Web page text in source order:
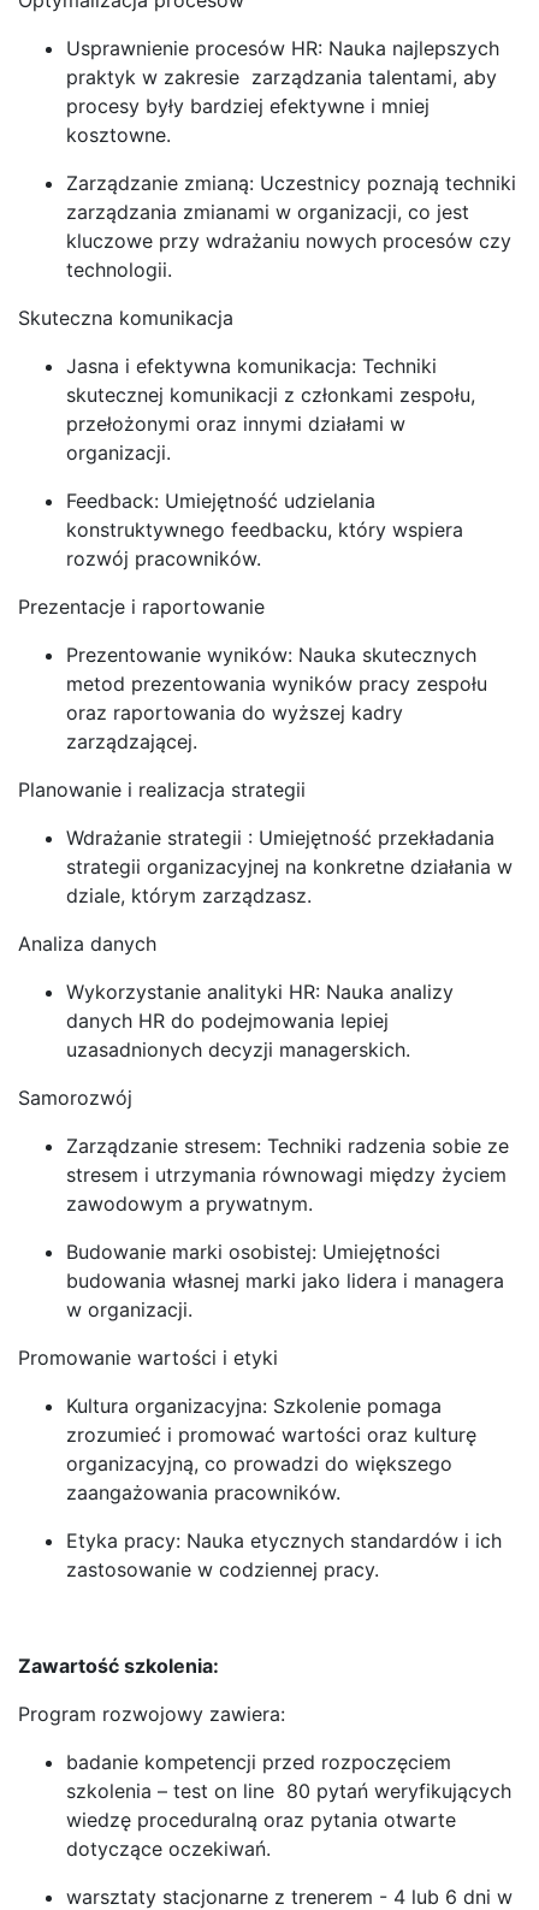
Usprawnienie procesów HR: Nauka najlepszych
praktyk w zakresie zarządzania talentami, aby
procesy były bardziej efektywne i mniej
kosztowne.
Zarządzanie zmianą: Uczestnicy poznają techniki
zarządzania zmianami w organizacji, co jest
kluczowe przy wdrażaniu nowych procesów czy
technologii.
Skuteczna komunikacja
Jasna i efektywna komunikacja: Techniki
skutecznej komunikacji z członkami zespołu,
przełożonymi oraz innymi działami w
organizacji.
Feedback: Umiejętność udzielania
konstruktywnego feedbacku, który wspiera
rozwój pracowników.
Prezentacje i raportowanie
Prezentowanie wyników: Nauka skutecznych
metod prezentowania wyników pracy zespołu
oraz raportowania do wyższej kadry
zarządzającej.
Planowanie i realizacja strategii
Wdrażanie strategii : Umiejętność przekładania
strategii organizacyjnej na konkretne działania w
dziale, którym zarządzasz.
Analiza danych
Wykorzystanie analityki HR: Nauka analizy
danych HR do podejmowania lepiej
uzasadnionych decyzji managerskich.
Samorozwój
Zarządzanie stresem: Techniki radzenia sobie ze
stresem i utrzymania równowagi między życiem
zawodowym a prywatnym.
Budowanie marki osobistej: Umiejętności
budowania własnej marki jako lidera i managera
w organizacji.
Promowanie wartości i etyki
Kultura organizacyjna: Szkolenie pomaga
zrozumieć i promować wartości oraz kulturę
organizacyjną, co prowadzi do większego
zaangażowania pracowników.
Etyka pracy: Nauka etycznych standardów i ich
zastosowanie w codziennej pracy.
Zawartość szkolenia:
Program rozwojowy zawiera:
badanie kompetencji przed rozpoczęciem
szkolenia – test on line 80 pytań weryfikujących
wiedzę proceduralną oraz pytania otwarte
dotyczące oczekiwań.
warsztaty stacjonarne z trenerem - 4 lub 6 dni w